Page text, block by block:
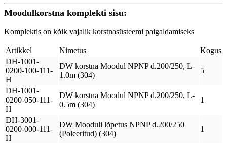
Moodulkorstna komplekti sisu:
Komplektis on kõik vajalik korstnasüsteemi paigaldamiseks
Artikkel Nimetus
Kogus
DH-1001-
0200-100-111-
H
DW korstna Moodul NPNP d.200/250, L-
1.0m (304)
5
DH-1001-
0200-050-111-
H
DW korstna Moodul NPNP d.200/250, L-
0.5m (304)
1
DH-3001-
0200-000-111-
H
DW Mooduli lõpetus NPNP d.200/250
(Poleeritud) (304)
1